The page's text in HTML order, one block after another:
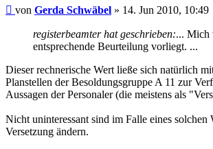
Beitrag
von Gerda Schwäbel » 14. Jun 2010, 10:49
registerbeamter hat geschrieben:... Mich
entsprechende Beurteilung vorliegt. ...
Dieser rechnerische Wert ließe sich natürlich
Planstellen der Besoldungsgruppe A 11 zur
Aussagen der Personaler (die meistens als
Nicht uninteressant sind im Falle eines
Versetzung ändern.